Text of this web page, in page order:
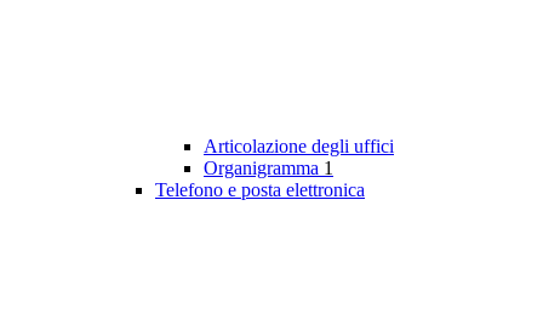
Articolazione degli uffici
Organigramma 1
Telefono e posta elettronica